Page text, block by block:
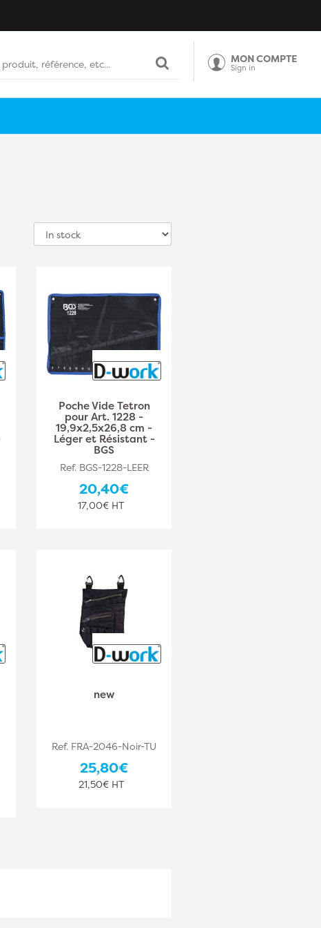
MON COMPTE
Sign in
by
Poche Vide Tetron
pour Art. 1228 -
19,9x2,5x26,8 cm -
Léger et Résistant -
BGS
Ref. BGS-1228-LEER
20,40€
17,00€ HT
new
Ref. FRA-2046-Noir-TU
25,80€
21,50€ HT